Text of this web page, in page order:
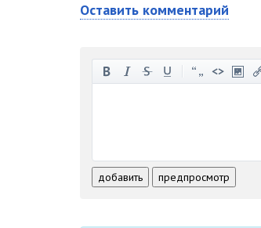
Оставить комментарий
-
-
добавить предпросмотр